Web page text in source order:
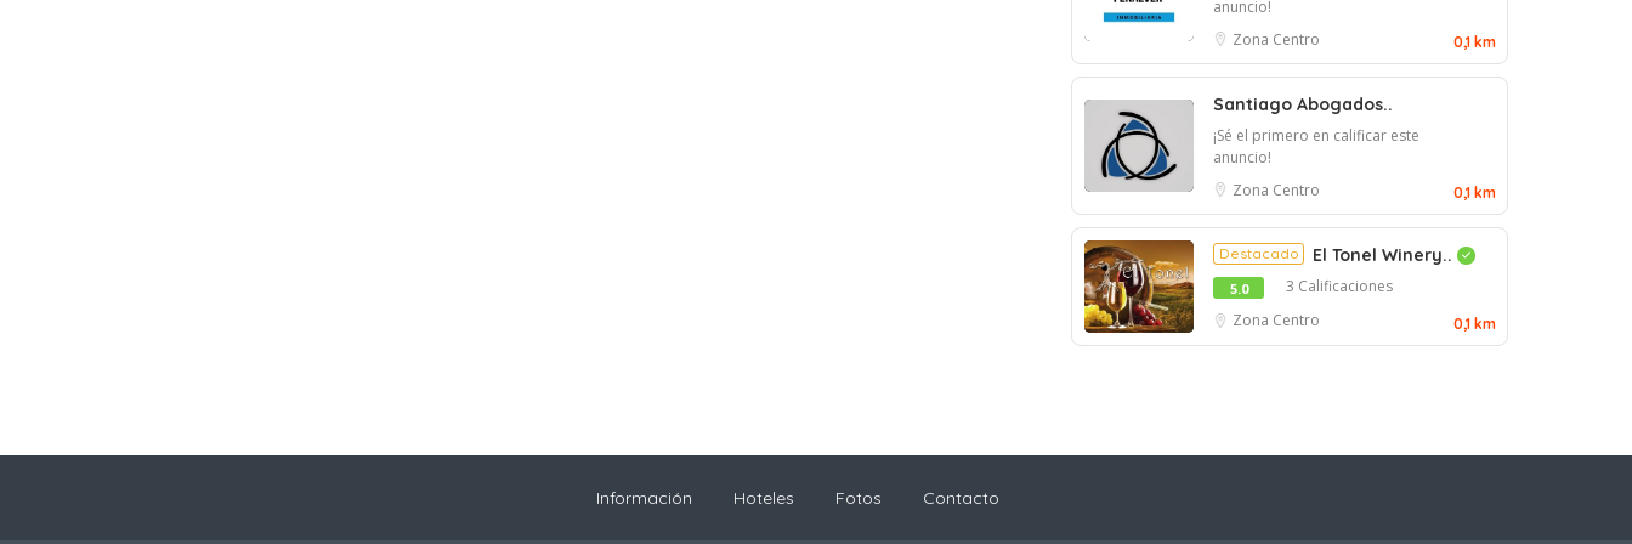
anuncio!
Zona Centro
0,1 km
Santiago Abogados..
¡Sé el primero en calificar este
anuncio!
Zona Centro
0,1 km
Destacado El Tonel Winery..
5.0
3 Calificaciones
Zona Centro
0,1 km
Información Hoteles Fotos Contacto